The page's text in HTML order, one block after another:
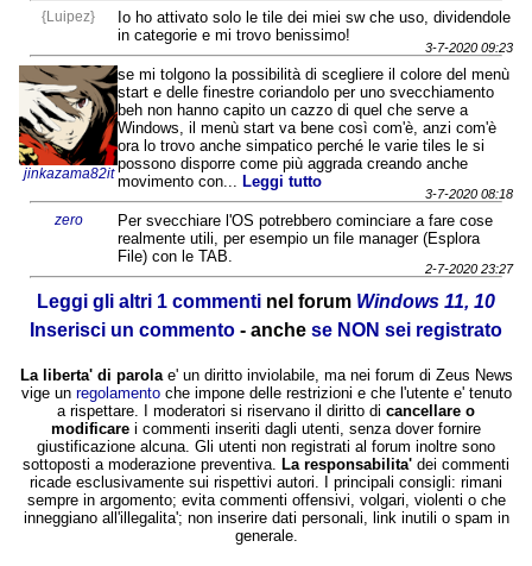
{Luipez}
Io ho attivato solo le tile dei miei sw che uso, dividendole
in categorie e mi trovo benissimo!
3-7-2020 09:23
jinkazama82it
se mi tolgono la possibilità di scegliere il colore del menù
start e delle finestre coriandolo per uno svecchiamento
beh non hanno capito un cazzo di quel che serve a
Windows, il menù start va bene così com'è, anzi com'è
ora lo trovo anche simpatico perché le varie tiles le si
possono disporre come più aggrada creando anche
movimento con... Leggi tutto
3-7-2020 08:18
zero
Per svecchiare l'OS potrebbero cominciare a fare cose
realmente utili, per esempio un file manager (Esplora
File) con le TAB.
2-7-2020 23:27
Leggi gli altri 1 commenti nel forum Windows 11, 10
Inserisci un commento - anche se NON sei registrato
La liberta' di parolae' un diritto inviolabile, ma nei forum di Zeus News
vige un regolamentoche impone delle restrizioni e che l'utente e' tenuto
a rispettare. I moderatori si riservano il diritto di cancellare o
modificare i commenti inseriti dagli utenti, senza dover fornire
giustificazione alcuna. Gli utenti non registrati al forum inoltre sono
sottoposti a moderazione preventiva. La responsabilita' dei commenti
ricade esclusivamente sui rispettivi autori. I principali consigli: rimani
sempre in argomento; evita commenti offensivi, volgari, violenti o che
inneggiano all'illegalita'; non inserire dati personali, link inutili o spam in
generale.